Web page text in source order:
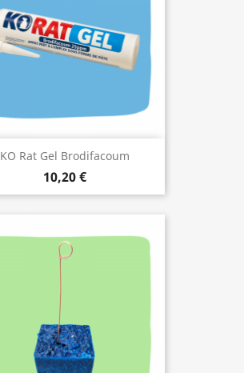
KO Rat Gel Brodifacoum
10,20 €